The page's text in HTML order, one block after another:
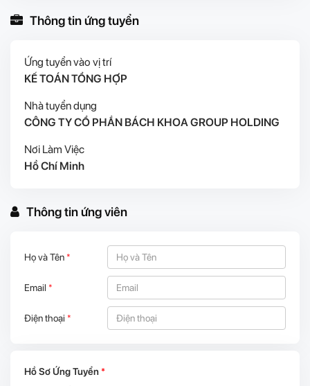
Thông tin ứng tuyển
Ứng tuyển vào vị trí
KẾ TOÁN TỔNG HỢP
Nhà tuyển dụng
CÔNG TY CỔ PHẦN BÁCH KHOA GROUP HOLDING
Nơi Làm Việc
Hồ Chí Minh
Thông tin ứng viên
Họ và Tên *
Email *
Điện thoại *
Hồ Sơ Ứng Tuyển *